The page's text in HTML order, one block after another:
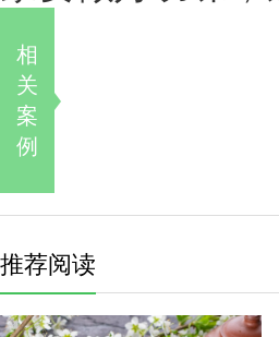
相
关
案
例
推荐阅读